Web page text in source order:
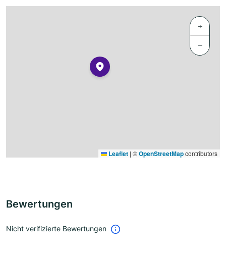
+
−
Leaflet | ©OpenStreetMapcontributors
Bewertungen
Nicht verifizierte Bewertungen